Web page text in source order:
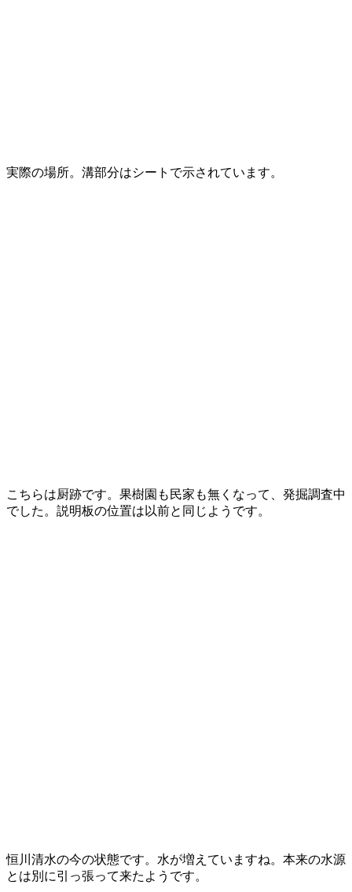
実際の場所。溝部分はシートで示されています。
こちらは厨跡です。果樹園も民家も無くなって、発掘調査中
でした。説明板の位置は以前と同じようです。
恒川清水の今の状態です。水が増えていますね。本来の水源
とは別に引っ張って来たようです。